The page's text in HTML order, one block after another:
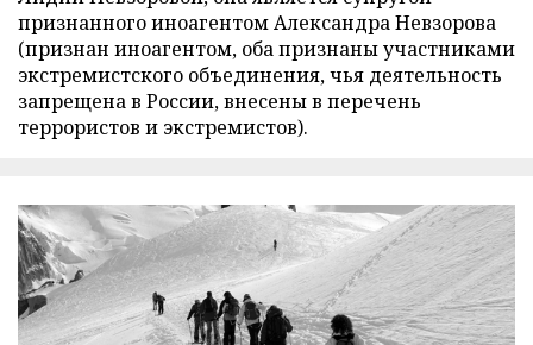
признанного иноагентом Александра Невзорова
(признан иноагентом, оба признаны участниками
экстремистского объединения, чья деятельность
запрещена в России, внесены в перечень
террористов и экстремистов).